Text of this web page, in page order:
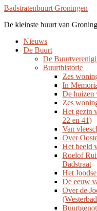
Overslaan
de
inhoud
Badstratenbuurt Groningen
De kleinste buurt van
Toggle
mobiel
Nieuws
De Buurt
De
Buurthistorie
Zes
In
De huizen
Zes
Het gezin
22 en 41)
Van
Over
Het beeld
Roelof
Badstraat
Het
De eeuw
Over de